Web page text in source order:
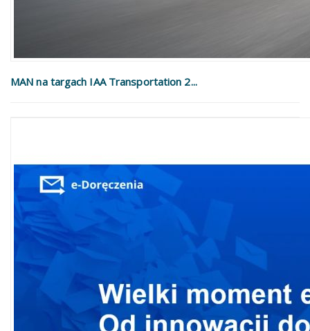
MAN na targach IAA Transportation 2...